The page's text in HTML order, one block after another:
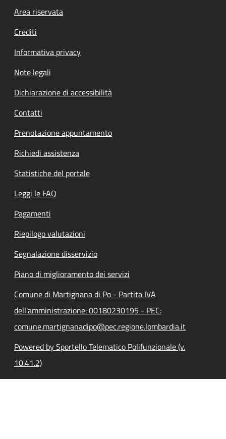
Footer menu
Area riservata
Crediti
Informativa privacy
Note legali
Dichiarazione di accessibilità
Contatti
Prenotazione appuntamento
Richiedi assistenza
Statistiche del portale
Leggi le FAQ
Pagamenti
Riepilogo valutazioni
Segnalazione disservizio
Piano di miglioramento dei servizi
Comune di Martignana di Po - Partita IVA
dell'amministrazione: 00180230195 - PEC:
comune.martignanadipo@pec.regione.lombardia.it
Powered by Sportello Telematico Polifunzionale (v.
10.41.2)